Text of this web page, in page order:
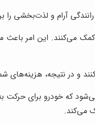
آرام و لذت‌بخشی را
می‌کنند. این امر باعث
و در نتیجه، هزینه‌های
که خودرو برای حرکت به
می‌کند.